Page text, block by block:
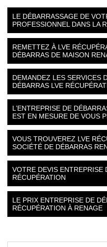
LE DÉBARRASSAGE DE
PROFESSIONNEL DANS LA
REMETTEZ À LVE
DÉBARRAS DE MAISON
DEMANDEZ LES SERVICES
DÉBARRAS LVE
L’ENTREPRISE DE
EST EN MESURE DE VOUS
VOUS TROUVEREZ LVE
SOCIÉTÉ DE DÉBARRAS
VOTRE DEVIS ENTREPRISE
RÉCUPÉRATION
LE PRIX ENTREPRISE DE
RÉCUPÉRATION À RENAGE